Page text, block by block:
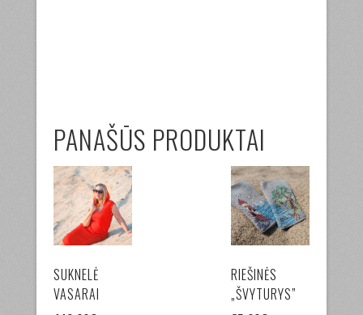
PANAŠŪS PRODUKTAI
SUKNELĖ
VASARAI
RIEŠINĖS
„ŠVYTURYS”